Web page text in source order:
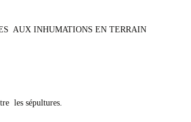
AUX INHUMATIONS EN TERRAIN
les sépultures.